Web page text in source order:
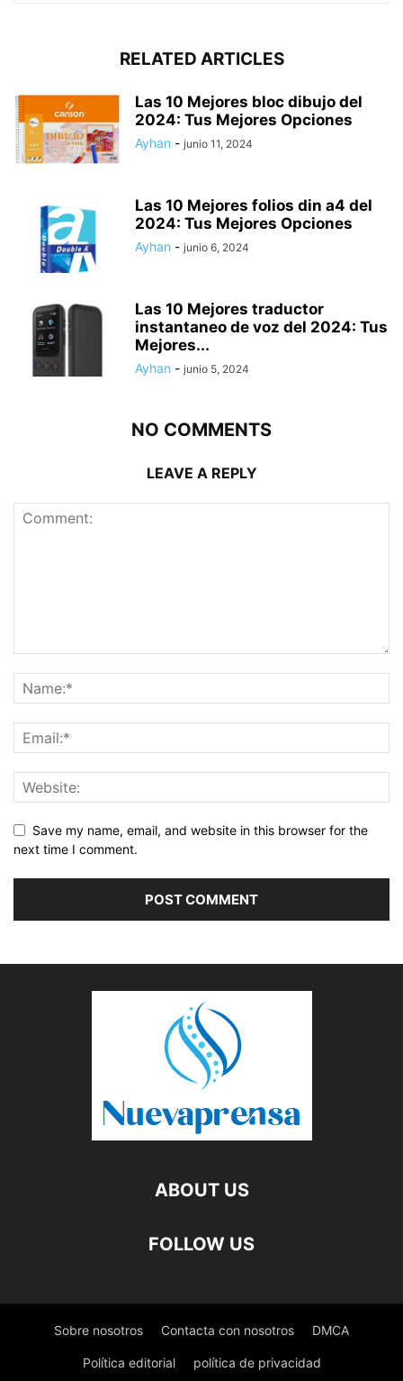
RELATED ARTICLES
Las 10 Mejores bloc dibujo del
2024: Tus Mejores Opciones
Ayhan - junio 11, 2024
Las 10 Mejores folios din a4 del
2024: Tus Mejores Opciones
Ayhan - junio 6, 2024
Las 10 Mejores traductor
instantaneo de voz del 2024: Tus
Mejores...
Ayhan - junio 5, 2024
NO COMMENTS
LEAVE A REPLY
Save my name, email, and website in this browser for the
next time I comment.
ABOUT US
FOLLOW US
Sobre nosotros Contacta con nosotros DMCA
Política editorial política de privacidad